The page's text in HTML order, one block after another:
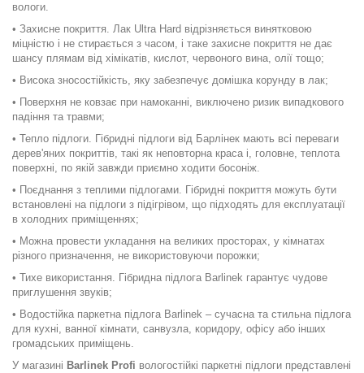
вологи.
• Захисне покриття. Лак Ultra Hard відрізняється винятковою
міцністю і не стирається з часом, і таке захисне покриття не дає
шансу плямам від хімікатів, кислот, червоного вина, олії тощо;
• Висока зносостійкість, яку забезпечує домішка корунду в лак;
• Поверхня не ковзає при намоканні, виключено ризик випадкового
падіння та травми;
• Тепло підлоги. Гібридні підлоги від Барлінек мають всі переваги
дерев'яних покриттів, такі як неповторна краса і, головне, теплота
поверхні, по якій завжди приємно ходити босоніж.
• Поєднання з теплими підлогами. Гібридні покриття можуть бути
встановлені на підлоги з підігрівом, що підходять для експлуатації
в холодних приміщеннях;
• Можна провести укладання на великих просторах, у кімнатах
різного призначення, не використовуючи порожки;
• Тихе використання. Гібридна підлога Barlinek гарантує чудове
приглушення звуків;
• Водостійка паркетна підлога Barlinek – сучасна та стильна підлога
для кухні, ванної кімнати, санвузла, коридору, офісу або інших
громадських приміщень.
У магазині Barlinek Profi вологостійкі паркетні підлоги представлені